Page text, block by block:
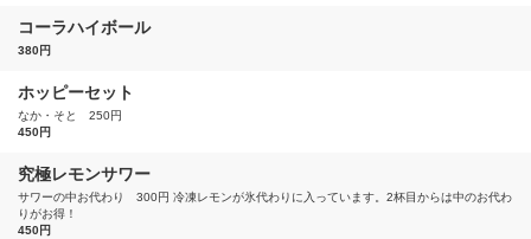
コーラハイボール
380円
ホッピーセット
なか・そと 250円
450円
究極レモンサワー
サワーの中お代わり 300円 冷凍レモンが氷代わりに入っています。2杯目からは中のお代わ
りがお得！
450円